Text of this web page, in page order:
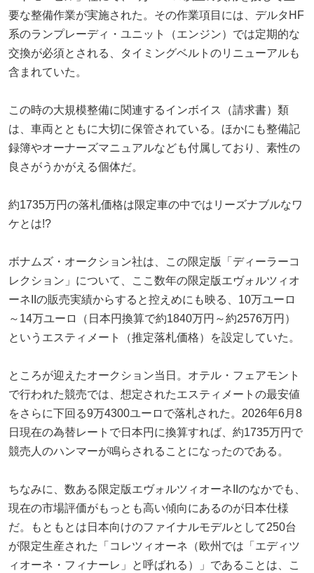
要な整備作業が実施された。その作業項目には、デルタHF
系のランプレーディ・ユニット（エンジン）では定期的な
交換が必須とされる、タイミングベルトのリニューアルも
含まれていた。
この時の大規模整備に関連するインボイス（請求書）類
は、車両とともに大切に保管されている。ほかにも整備記
録簿やオーナーズマニュアルなども付属しており、素性の
良さがうかがえる個体だ。
約1735万円の落札価格は限定車の中ではリーズナブルなワ
ケとは!?
ボナムズ・オークション社は、この限定版「ディーラーコ
レクション」について、ここ数年の限定版エヴォルツィオ
ーネIIの販売実績からすると控えめにも映る、10万ユーロ
～14万ユーロ（日本円換算で約1840万円～約2576万円）
というエスティメート（推定落札価格）を設定していた。
ところが迎えたオークション当日。オテル・フェアモント
で行われた競売では、想定されたエスティメートの最安値
をさらに下回る9万4300ユーロで落札された。2026年6月8
日現在の為替レートで日本円に換算すれば、約1735万円で
競売人のハンマーが鳴らされることになったのである。
ちなみに、数ある限定版エヴォルツィオーネIIのなかでも、
現在の市場評価がもっとも高い傾向にあるのが日本仕様
だ。もともとは日本向けのファイナルモデルとして250台
が限定生産された「コレツィオーネ（欧州では「エディツ
ィオーネ・フィナーレ」と呼ばれる）」であることは、こ